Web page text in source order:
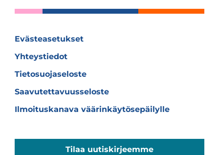
Evästeasetukset
Yhteystiedot
Tietosuojaseloste
Saavutettavuusseloste
Ilmoituskanava väärinkäytösepäilylle
Tilaa uutiskirjeemme